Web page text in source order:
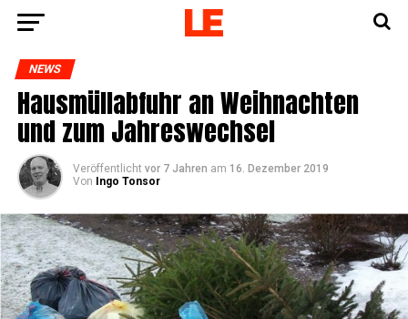
NEWS
Haus­müll­ab­fuhr an Weih­nach­ten
und zum Jahreswechsel
Veröffentlicht vor 7 Jahren am 16. Dezember 2019
Von
Ingo Tonsor